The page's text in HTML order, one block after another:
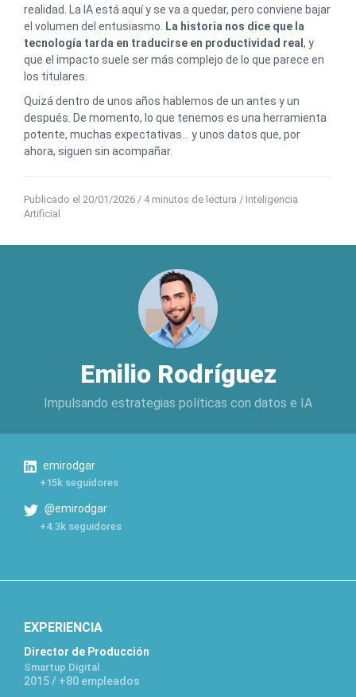
realidad. La IA está aquí y se va a quedar, pero conviene bajar
el volumen del entusiasmo.
La historia nos dice que la
tecnología tarda en traducirse en productividad real , y
que el impacto suele ser más complejo de lo que parece en
los titulares.
Quizá dentro de unos años hablemos de un antes y un
después. De momento, lo que tenemos es una herramienta
potente, muchas expectativas… y unos datos que, por
ahora, siguen sin acompañar.
Publicado el 20/01/2026 / 4 minutos de lectura / Inteligencia
Artificial
Emilio Rodríguez
Impulsando estrategias políticas con datos e IA
emirodgar
+15k seguidores
@emirodgar
+4.3k seguidores
EXPERIENCIA
Director de Producción
Smartup Digital
2015 / +80 empleados